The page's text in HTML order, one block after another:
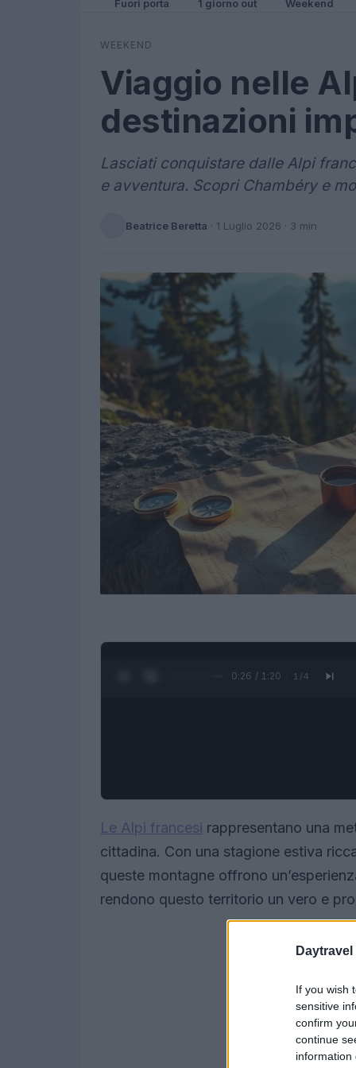
Daytravel
If you wish
sensitive
confirm
continue
information
Fuori porta 1 giorno out Weekend
WEEKEND
Viaggio nelle
destinazioni
Lasciati conquistare dalle Alpi
e avventura. Scopri Chambéry e
Beatrice Beretta · 1 Luglio 2026 · 3 min
0:27 / 1:20 1 /4
Le Alpi francesi rappresentano una
cittadina. Con una stagione estiva
queste montagne offrono
rendono questo territorio un vero e